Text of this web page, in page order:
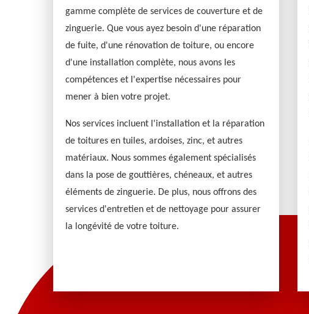
gamme complète de services de couverture et de
zinguerie. Que vous ayez besoin d'une réparation
de fuite, d'une rénovation de toiture, ou encore
d'une installation complète, nous avons les
compétences et l'expertise nécessaires pour
mener à bien votre projet.
Nos services incluent l'installation et la réparation
de toitures en tuiles, ardoises, zinc, et autres
matériaux. Nous sommes également spécialisés
dans la pose de gouttières, chéneaux, et autres
éléments de zinguerie. De plus, nous offrons des
services d'entretien et de nettoyage pour assurer
la longévité de votre toiture.